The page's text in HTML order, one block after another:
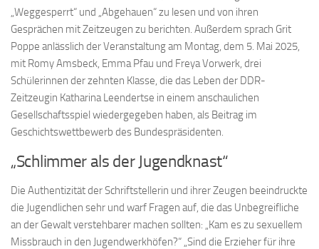
„Weggesperrt“ und „Abgehauen“ zu lesen und von ihren
Gesprächen mit Zeitzeugen zu berichten. Außerdem sprach Grit
Poppe anlässlich der Veranstaltung am Montag, dem 5. Mai 2025,
mit Romy Amsbeck, Emma Pfau und Freya Vorwerk, drei
Schülerinnen der zehnten Klasse, die das Leben der DDR-
Zeitzeugin Katharina Leendertse in einem anschaulichen
Gesellschaftsspiel wiedergegeben haben, als Beitrag im
Geschichtswettbewerb des Bundespräsidenten.
„Schlimmer als der Jugendknast“
Die Authentizität der Schriftstellerin und ihrer Zeugen beeindruckte
die Jugendlichen sehr und warf Fragen auf, die das Unbegreifliche
an der Gewalt verstehbarer machen sollten: „Kam es zu sexuellem
Missbrauch in den Jugendwerkhöfen?“ „Sind die Erzieher für ihre